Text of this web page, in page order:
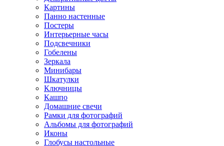
Картины
Панно настенные
Постеры
Интерьерные часы
Подсвечники
Гобелены
Зеркала
Минибары
Шкатулки
Ключницы
Кашпо
Домашние свечи
Рамки для фотографий
Альбомы для фотографий
Иконы
Глобусы настольные